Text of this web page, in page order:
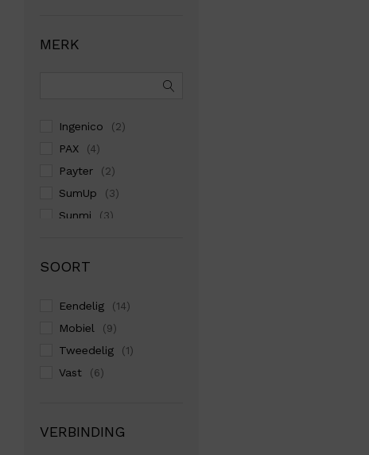
MERK
Ingenico (2)
PAX (4)
Payter (2)
SumUp (3)
Sunmi (3)
SOORT
Eendelig (14)
Mobiel (9)
Tweedelig (1)
Vast (6)
VERBINDING